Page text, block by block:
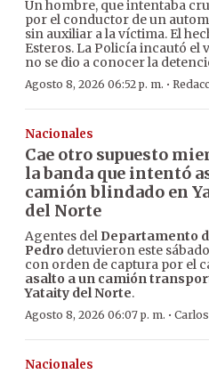
Un hombre, que intentaba
por el conductor de un
sin auxiliar a la víctima. El
Esteros. La Policía incautó
no se dio a conocer la
Agosto 8, 2026 06:52 p. m. ·
Nacionales
Cae otro supuesto
la banda que intentó
camión blindado en
del Norte
Agentes del Departamento
Pedro detuvieron este
con orden de captura por el
asalto a un camión
Yataity del Norte.
Agosto 8, 2026 06:07 p. m. ·
Nacionales